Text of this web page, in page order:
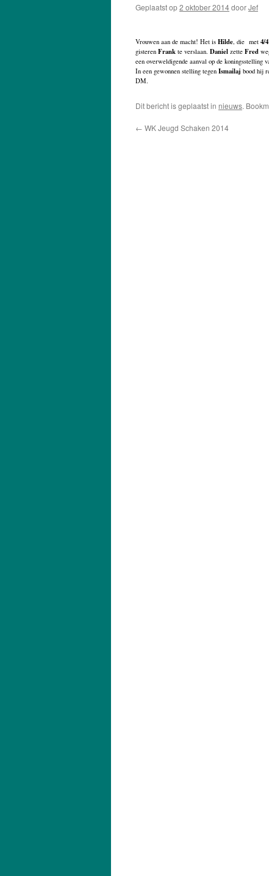
Geplaatst op2 oktober 2014doorJef
Vrouwen aan de macht! Het is Hilde, die met 4/4
gisteren Frank te verslaan. Daniel zette Fred
een overweldigende aanval op de koningsstelling
In een gewonnen stelling tegen Ismailaj bood hij
DM.
Dit bericht is geplaatst in nieuws.
← WK Jeugd Schaken 2014